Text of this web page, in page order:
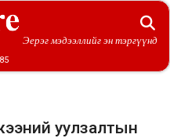
Эерэг мэдээллийг эн тэргүүнд
уулзалтын